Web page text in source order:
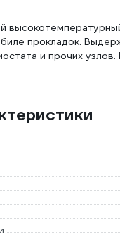
прокладок.
и прочих